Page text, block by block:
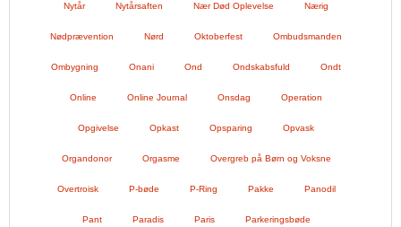
Nytår Nytårsaften Nær Død Oplevelse Nærig
Nødprævention Nørd Oktoberfest Ombudsmanden
Ombygning Onani Ond Ondskabsfuld Ondt
Online Online Journal Onsdag Operation
Opgivelse Opkast Opsparing Opvask
Organdonor Orgasme Overgreb på Børn og Voksne
Overtroisk P-bøde P-Ring Pakke Panodil
Pant Paradis Paris Parkeringsbøde